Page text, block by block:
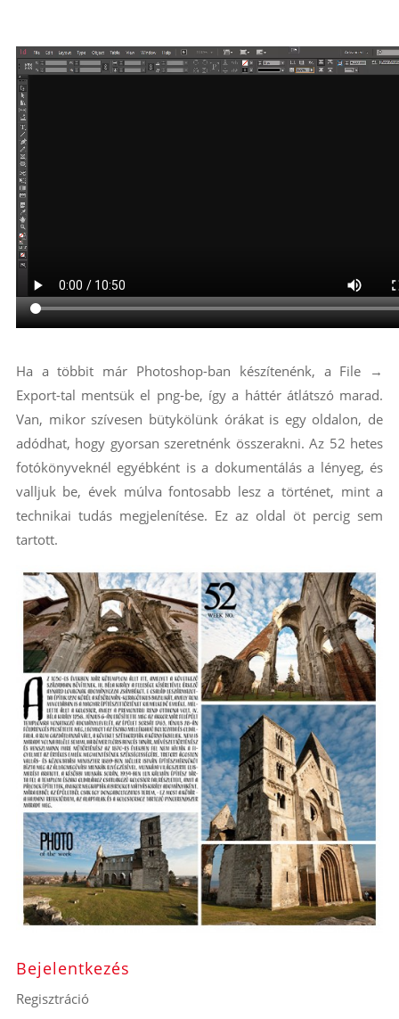
Ha a többit már Photoshop-ban készítenénk, a File →
Export-tal mentsük el png-be, így a háttér átlátszó marad.
Van, mikor szívesen bütykölünk órákat is egy oldalon, de
adódhat, hogy gyorsan szeretnénk összerakni. Az 52 hetes
fotókönyveknél egyébként is a dokumentálás a lényeg, és
valljuk be, évek múlva fontosabb lesz a történet, mint a
technikai tudás megjelenítése. Ez az oldal öt percig sem
tartott.
Bejelentkezés
Regisztráció